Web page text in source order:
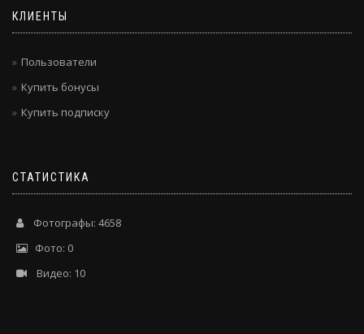
КЛИЕНТЫ
Пользователи
Купить бонусы
Купить подписку
СТАТИСТИКА
Фотографы: 4658
Фото: 0
Видео: 10